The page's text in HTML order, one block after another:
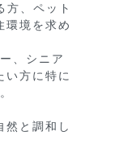
、ペット
環境を求め
、シニア
い方に特に
然と調和し